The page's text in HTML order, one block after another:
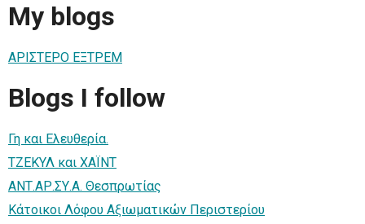
My blogs
ΑΡΙΣΤΕΡΟ ΕΞΤΡΕΜ
Blogs I follow
Γη και Ελευθερία.
ΤΖΕΚΥΛ και ΧΑΪΝΤ
ΑΝΤ.ΑΡ.ΣΥ.Α. Θεσπρωτίας
Κάτοικοι Λόφου Αξιωματικών Περιστερίου